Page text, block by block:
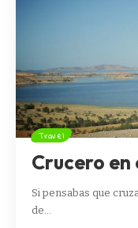
Travel
Crucero en
Si pensabas que
de…